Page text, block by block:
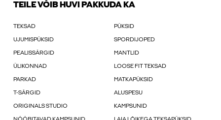
TEILE VÕIB HUVI PAKKUDA KA
TEKSAD PÜKSID
UJUMISPÜKSID SPORDIJOPED
PEALISSÄRGID MANTLID
ÜLIKONNAD LOOSE FIT TEKSAD
PARKAD MATKAPÜKSID
T-SÄRGID ALUSPESU
ORIGINALS STUDIO KAMPSUNID